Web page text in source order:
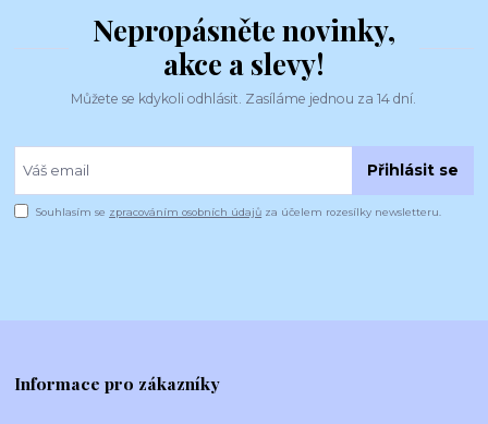
Nepropásněte novinky,
akce a slevy!
Můžete se kdykoli odhlásit. Zasíláme jednou za 14 dní.
Přihlásit se
Souhlasím se zpracováním osobních údajů za účelem rozesílky newsletteru.
Informace pro zákazníky